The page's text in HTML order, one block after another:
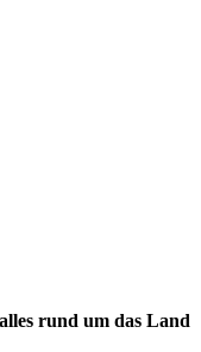
rund um das Land